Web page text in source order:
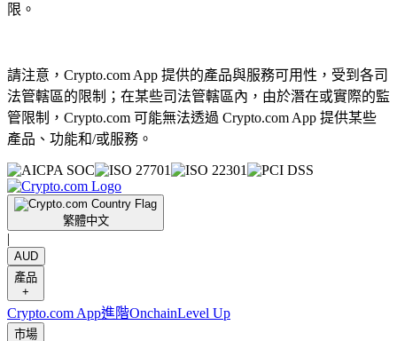
限。
請注意，Crypto.com App 提供的產品與服務可用性，受到各司
法管轄區的限制；在某些司法管轄區內，由於潛在或實際的監
管限制，Crypto.com 可能無法透過 Crypto.com App 提供某些
產品、功能和/或服務。
繁體中文
|
AUD
產品
+
Crypto.com App進階OnchainLevel Up
市場